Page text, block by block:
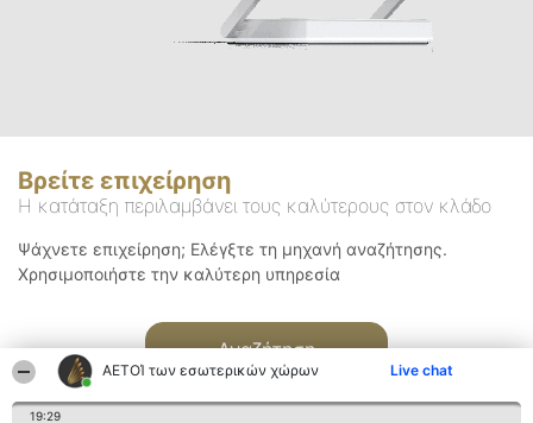
ΑΕΤΟΊ των εσωτερικών χώρων Live chat
19:29
Βρείτε επιχείρηση
Η κατάταξη περιλαμβάνει τους καλύτερους στον κλάδο
Ψάχνετε επιχείρηση; Ελέγξτε τη μηχανή αναζήτησης.
Χρησιμοποιήστε την καλύτερη υπηρεσία
Αναζήτηση